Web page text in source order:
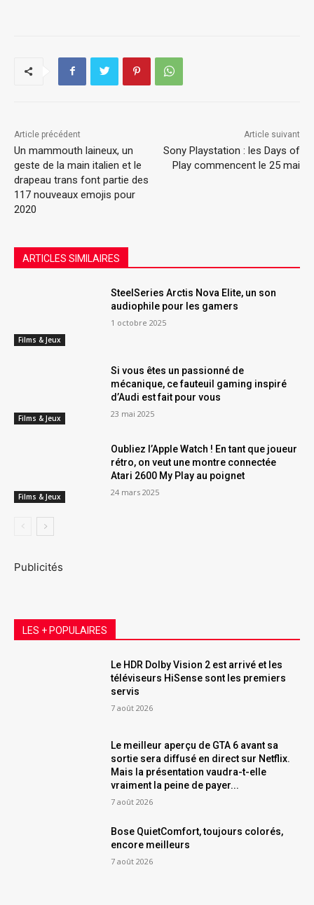
Article précédent
Un mammouth laineux, un
geste de la main italien et le
drapeau trans font partie des
117 nouveaux emojis pour
2020
Article suivant
Sony Playstation : les Days of
Play commencent le 25 mai
ARTICLES SIMILAIRES
Films & Jeux
SteelSeries Arctis Nova Elite, un son
audiophile pour les gamers
1 octobre 2025
Films & Jeux
Si vous êtes un passionné de
mécanique, ce fauteuil gaming inspiré
d’Audi est fait pour vous
23 mai 2025
Films & Jeux
Oubliez l’Apple Watch ! En tant que joueur
rétro, on veut une montre connectée
Atari 2600 My Play au poignet
24 mars 2025
Publicités
LES + POPULAIRES
Le HDR Dolby Vision 2 est arrivé et les
téléviseurs HiSense sont les premiers
servis
7 août 2026
Le meilleur aperçu de GTA 6 avant sa
sortie sera diffusé en direct sur Netflix.
Mais la présentation vaudra-t-elle
vraiment la peine de payer...
7 août 2026
Bose QuietComfort, toujours colorés,
encore meilleurs
7 août 2026